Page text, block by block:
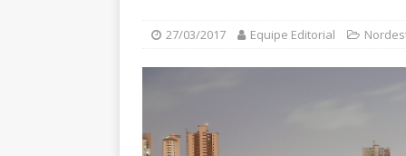
dados
DESTAQUE
27/03/2017 Equipe Editorial